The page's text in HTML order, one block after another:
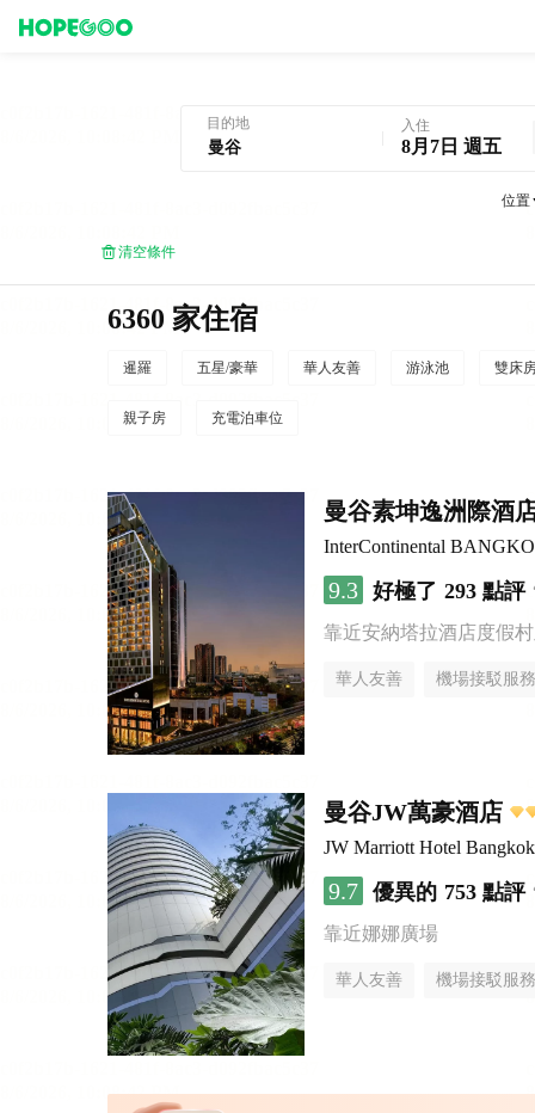
目的地 入住
8月7日 週五
位置
清空條件
6360 家住宿
暹羅 五星/豪華 華人友善 游泳池 雙床
親子房 充電泊車位
曼谷素坤逸洲際酒
InterContinental
9.3 好極了 293 點評
靠近安納塔拉酒店度假
華人友善 機場接駁服務
曼谷JW萬豪酒店
JW Marriott Hotel Bangkok
9.7 優異的 753 點評
靠近娜娜廣場
華人友善 機場接駁服務